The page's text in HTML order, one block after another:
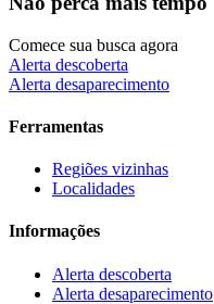
Comece sua busca agora
Alerta descoberta
Alerta desaparecimento
Ferramentas
Regiões vizinhas
Localidades
Informações
Alerta descoberta
Alerta desaparecimento